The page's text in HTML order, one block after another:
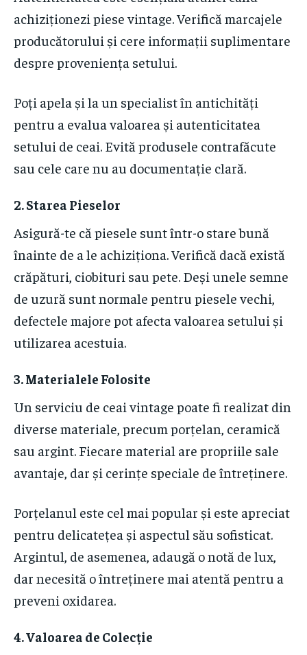
achiziționezi piese vintage. Verifică marcajele
producătorului și cere informații suplimentare
despre proveniența setului.
Poți apela și la un specialist în antichități
pentru a evalua valoarea și autenticitatea
setului de ceai. Evită produsele contrafăcute
sau cele care nu au documentație clară.
2. Starea Pieselor
Asigură-te că piesele sunt într-o stare bună
înainte de a le achiziționa. Verifică dacă există
crăpături, ciobituri sau pete. Deși unele semne
de uzură sunt normale pentru piesele vechi,
defectele majore pot afecta valoarea setului și
utilizarea acestuia.
3. Materialele Folosite
Un serviciu de ceai vintage poate fi realizat din
diverse materiale, precum porțelan, ceramică
sau argint. Fiecare material are propriile sale
avantaje, dar și cerințe speciale de întreținere.
Porțelanul este cel mai popular și este apreciat
pentru delicatețea și aspectul său sofisticat.
Argintul, de asemenea, adaugă o notă de lux,
dar necesită o întreținere mai atentă pentru a
preveni oxidarea.
4. Valoarea de Colecție